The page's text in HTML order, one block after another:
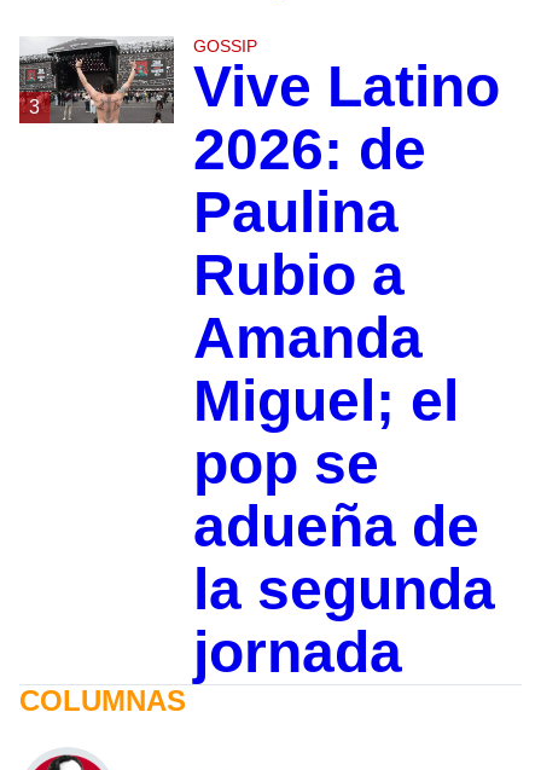
3
GOSSIP
Vive Latino
2026: de
Paulina
Rubio a
Amanda
Miguel; el
pop se
adueña de
la segunda
jornada
COLUMNAS